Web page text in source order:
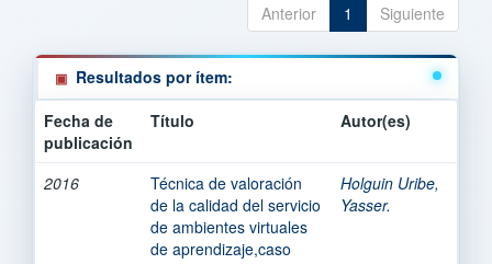
Anterior 1 Siguiente
Resultados por ítem:
Fecha de
publicación
Título Autor(es)
2016
Técnica de valoración
de la calidad del servicio
de ambientes virtuales
de aprendizaje,caso
Holguin Uribe,
Yasser.